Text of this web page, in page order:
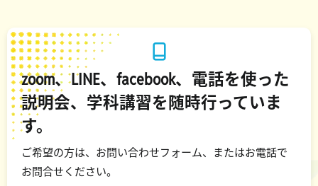
zoom、LINE、facebook、電話を使った
説明会、学科講習を随時行っていま
す。
ご希望の方は、お問い合わせフォーム、またはお電話で
お問合せください。